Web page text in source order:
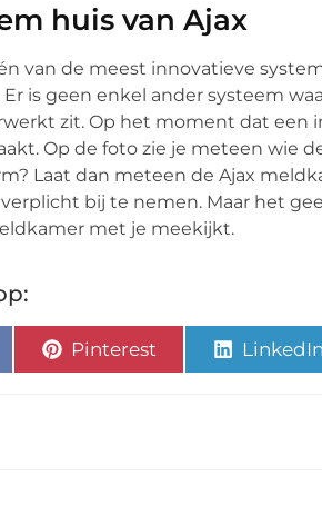
huis van Ajax
van de meest innovatieve
is geen enkel ander systeem
zit. Op het moment dat een
Op de foto zie je meteen wie
Laat dan meteen de Ajax
bij te nemen. Maar het
met je meekijkt.
Pinterest LinkedIn